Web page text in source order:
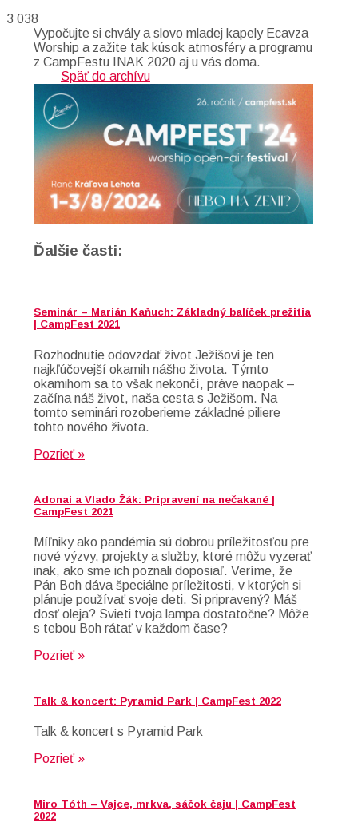
3 038
Vypočujte si chvály a slovo mladej kapely Ecavza
Worship a zažite tak kúsok atmosféry a programu
z CampFestu INAK 2020 aj u vás doma.
Späť do archívu
Ďalšie časti:
Seminár – Marián Kaňuch: Základný balíček prežitia
| CampFest 2021
Rozhodnutie odovzdať život Ježišovi je ten
najkľúčovejší okamih nášho života. Týmto
okamihom sa to však nekončí, práve naopak –
začína náš život, naša cesta s Ježišom. Na
tomto seminári rozoberieme základné piliere
tohto nového života.
Pozrieť »
Adonai a Vlado Žák: Pripravení na nečakané |
CampFest 2021
Míľniky ako pandémia sú dobrou príležitosťou pre
nové výzvy, projekty a služby, ktoré môžu vyzerať
inak, ako sme ich poznali doposiaľ. Veríme, že
Pán Boh dáva špeciálne príležitosti, v ktorých si
plánuje používať svoje deti. Si pripravený? Máš
dosť oleja? Svieti tvoja lampa dostatočne? Môže
s tebou Boh rátať v každom čase?
Pozrieť »
Talk & koncert: Pyramid Park | CampFest 2022
Talk & koncert s Pyramid Park
Pozrieť »
Miro Tóth – Vajce, mrkva, sáčok čaju | CampFest
2022